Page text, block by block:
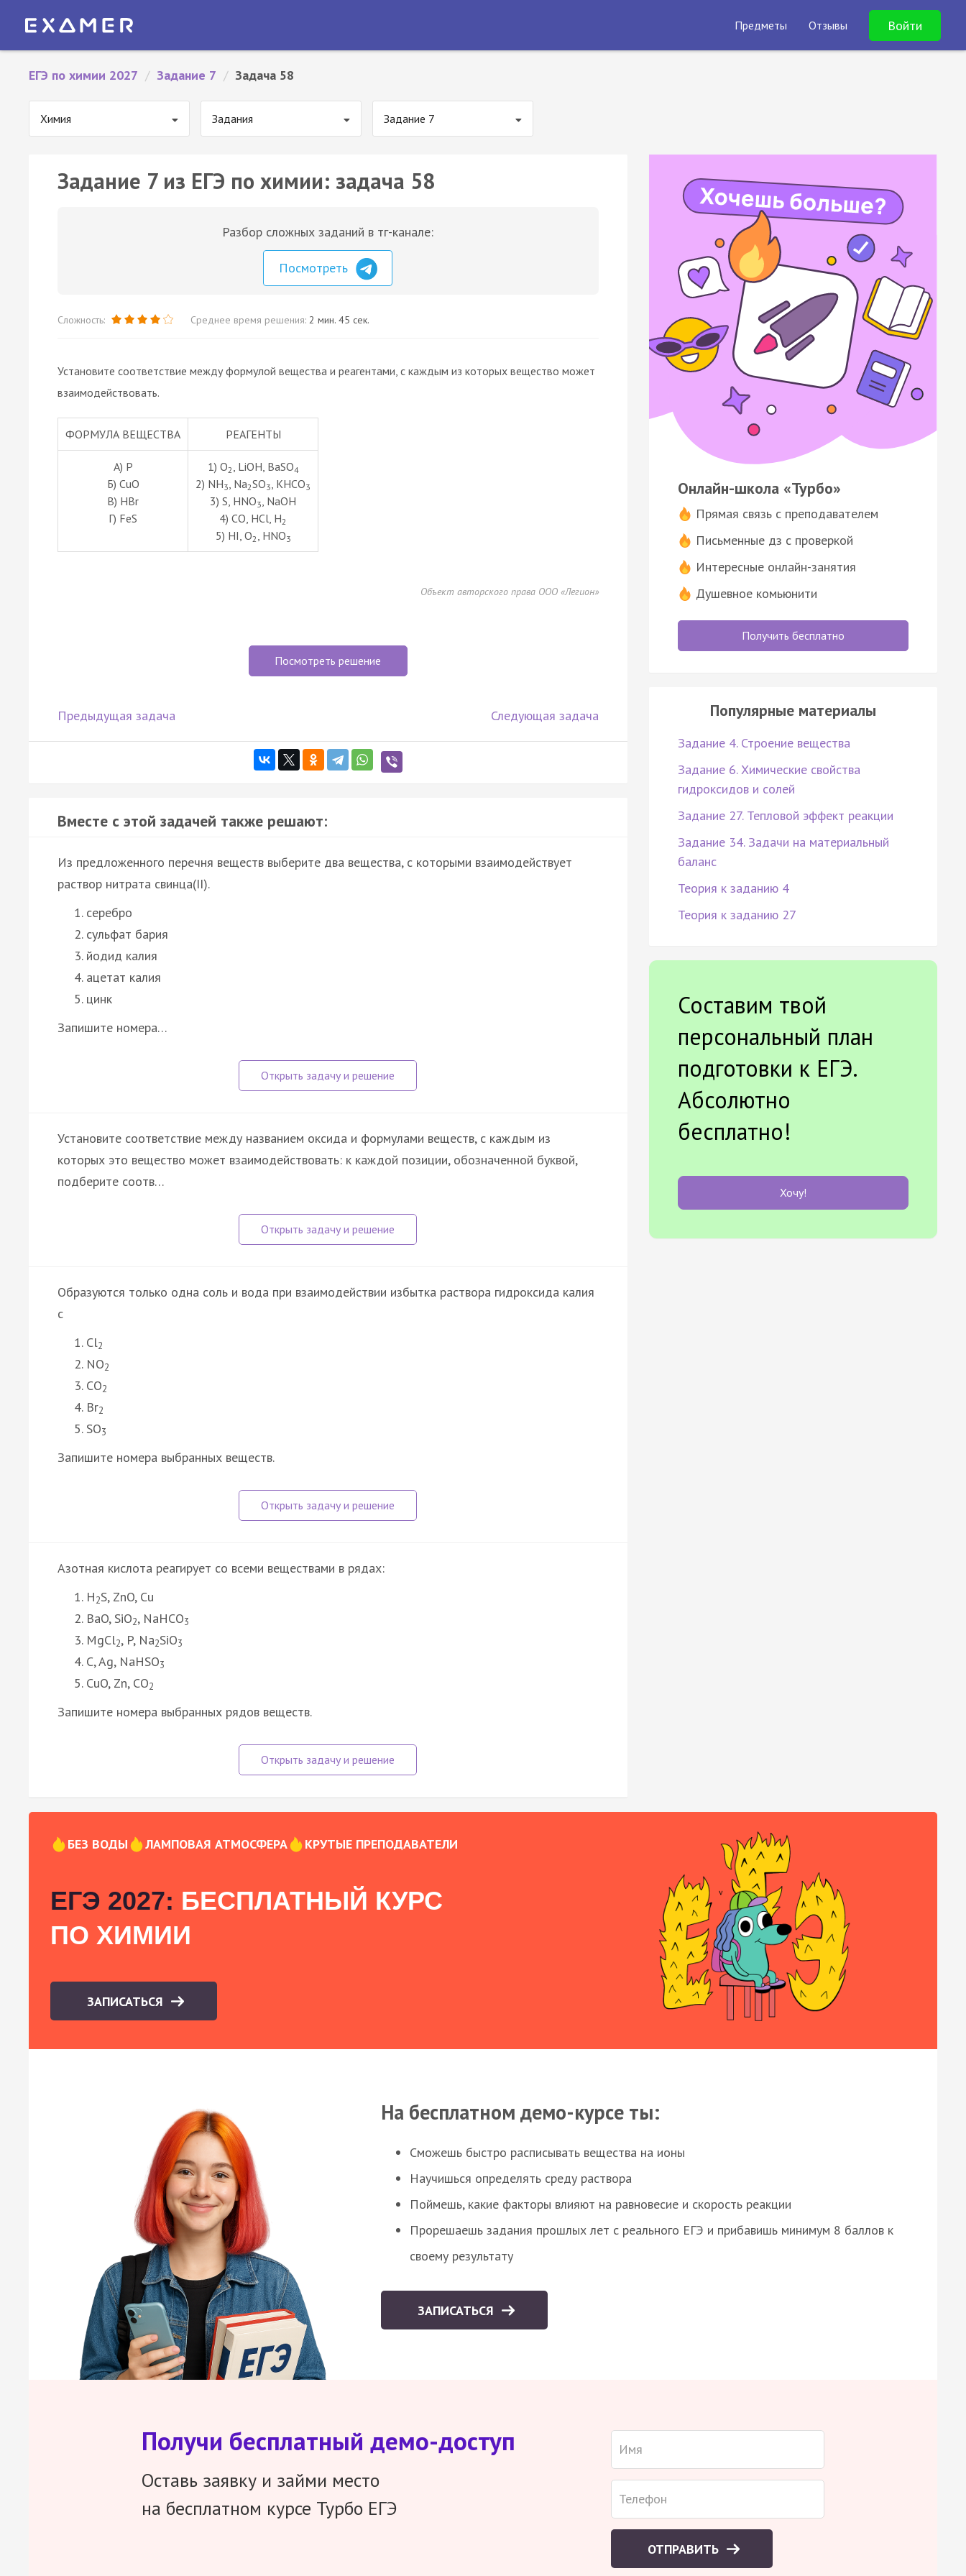
Предметы Отзывы Войти
ЕГЭ по химии 2027 / Задание 7 / Задача 58
Химия Задания Задание 7
Задание 7 из ЕГЭ по химии: задача 58
Разбор сложных заданий в тг-канале:
Посмотреть
Сложность: Среднее время решения: 2 мин. 45 сек.
Установите соответствие между формулой вещества и реагентами, с каждым из которых вещество может
взаимодействовать.
ФОРМУЛА ВЕЩЕСТВА РЕАГЕНТЫ
А) P
Б) CuO
В) HBr
Г) FeS
1) O2 , LiOH, BaSO4
2) NH3 , Na2SO3 , KHCO3
3) S, HNO3 , NaOH
4) CO, HCl, H2
5) HI, O2 , HNO3
Объект авторского права ООО «Легион»
Посмотреть решение
Предыдущая задача Следующая задача
Вместе с этой задачей также решают:
Из предложенного перечня веществ выберите два вещества, с которыми взаимодействует
раствор нитрата свинца(II).
серебро
сульфат бария
йодид калия
ацетат калия
цинк
Запишите номера…
Установите соответствие между названием оксида и формулами веществ, с каждым из
которых это вещество может взаимодействовать: к каждой позиции, обозначенной буквой,
подберите соотв…
Образуются только одна соль и вода при взаимодействии избытка раствора гидроксида калия
с
Cl2
NO2
CO2
Br2
SO3
Запишите номера выбранных веществ.
Азотная кислота реагирует со всеми веществами в рядах:
H2S, ZnO, Cu
BaO, SiO2, NaHCO3
MgCl2, P, Na2SiO3
C, Ag, NaHSO3
CuO, Zn, CO2
Запишите номера выбранных рядов веществ.
Онлайн-школа «Турбо»
Прямая связь с преподавателем
Письменные дз с проверкой
Интересные онлайн-занятия
Душевное комьюнити
Получить бесплатно
Популярные материалы
Задание 4. Строение вещества
Задание 6. Химические свойства
гидроксидов и солей
Задание 27. Тепловой эффект реакции
Задание 34. Задачи на материальный
баланс
Теория к заданию 4
Теория к заданию 27
Составим твой
персональный план
подготовки к ЕГЭ.
Абсолютно
бесплатно!
Хочу!
БЕЗ ВОДЫ ЛАМПОВАЯ АТМОСФЕРА КРУТЫЕ ПРЕПОДАВАТЕЛИ
ЕГЭ 2027: БЕСПЛАТНЫЙ КУРС
ПО ХИМИИ
ЗАПИСАТЬСЯ
На бесплатном демо-курсе ты:
Сможешь быстро расписывать вещества на ионы
Научишься определять среду раствора
Поймешь, какие факторы влияют на равновесие и скорость реакции
Прорешаешь задания прошлых лет с реального ЕГЭ и прибавишь минимум 8 баллов к
своему результату
ЗАПИСАТЬСЯ
Получи бесплатный демо-доступ
Оставь заявку и займи место
на бесплатном курсе Турбо ЕГЭ
ОТПРАВИТЬ